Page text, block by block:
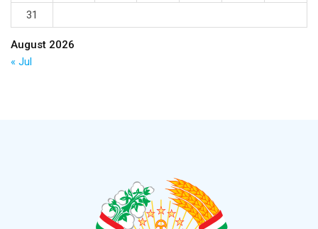
August 2026
31
« Jul